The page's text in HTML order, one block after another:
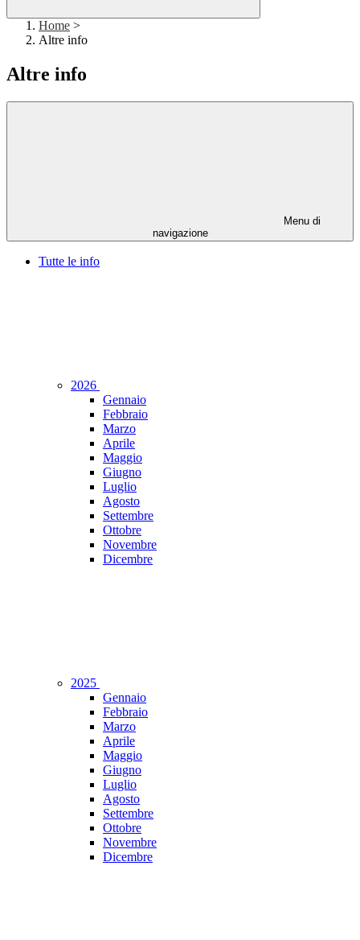
Home >
Altre info
Altre info
Menu di
navigazione
Tutte le info
2026
Gennaio
Febbraio
Marzo
Aprile
Maggio
Giugno
Luglio
Agosto
Settembre
Ottobre
Novembre
Dicembre
2025
Gennaio
Febbraio
Marzo
Aprile
Maggio
Giugno
Luglio
Agosto
Settembre
Ottobre
Novembre
Dicembre